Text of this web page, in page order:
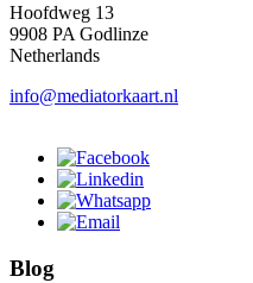
Hoofdweg 13
9908 PA Godlinze
Netherlands
info@mediatorkaart.nl
Blog